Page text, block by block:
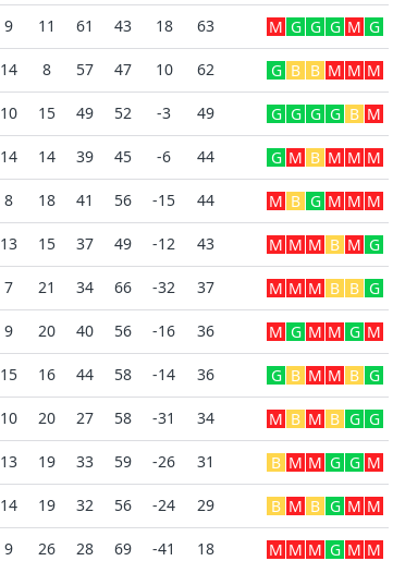
9 11 61 43 18 63 M G G G M G
14 8 57 47 10 62 G B B M M M
10 15 49 52 -3 49 G G G G B M
14 14 39 45 -6 44 G M B M M M
8 18 41 56 -15 44 M B G M M M
13 15 37 49 -12 43 M M M B M G
7 21 34 66 -32 37 M M M B B G
9 20 40 56 -16 36 M G M M G M
15 16 44 58 -14 36 G B M M B G
10 20 27 58 -31 34 M B M B G G
13 19 33 59 -26 31 B M M G G M
14 19 32 56 -24 29 B M B G M M
9 26 28 69 -41 18 M M M G M M